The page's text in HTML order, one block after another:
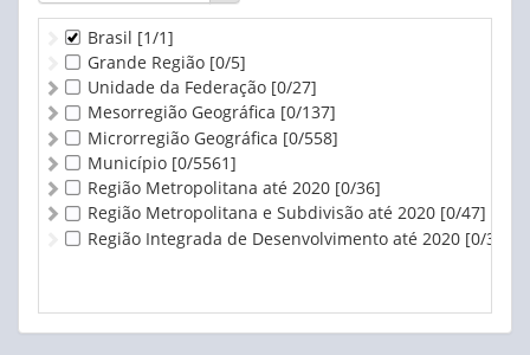
Brasil [1/1]
Grande Região [0/5]
Unidade da Federação [0/27]
Mesorregião Geográfica [0/137]
Microrregião Geográfica [0/558]
Município [0/5561]
Região Metropolitana até 2020 [0/36]
Região Metropolitana e Subdivisão até 2020 [0/47]
Região Integrada de Desenvolvimento até 2020 [0/3]